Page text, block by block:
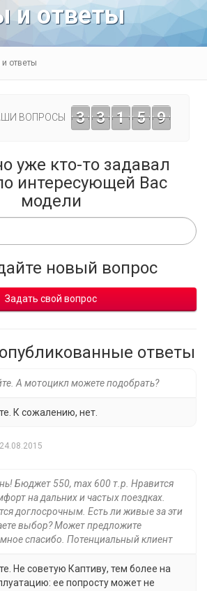
и ответы
ответы
ВОПРОСЫ 3 3 1 5 9
уже кто-то задавал
интересующей Вас
модели
новый вопрос
Задать свой вопрос
ответы
А мотоцикл можете подобрать?
К сожалению, нет.
Бюджет 550, max 600 т.р. Нравится
на дальних и частых поездках.
доглосрочным. Есть ли живые за эти
выбор? Может предложите
спасибо. Потенциальный клиент
Не советую Каптиву, тем более на
ее попросту может не